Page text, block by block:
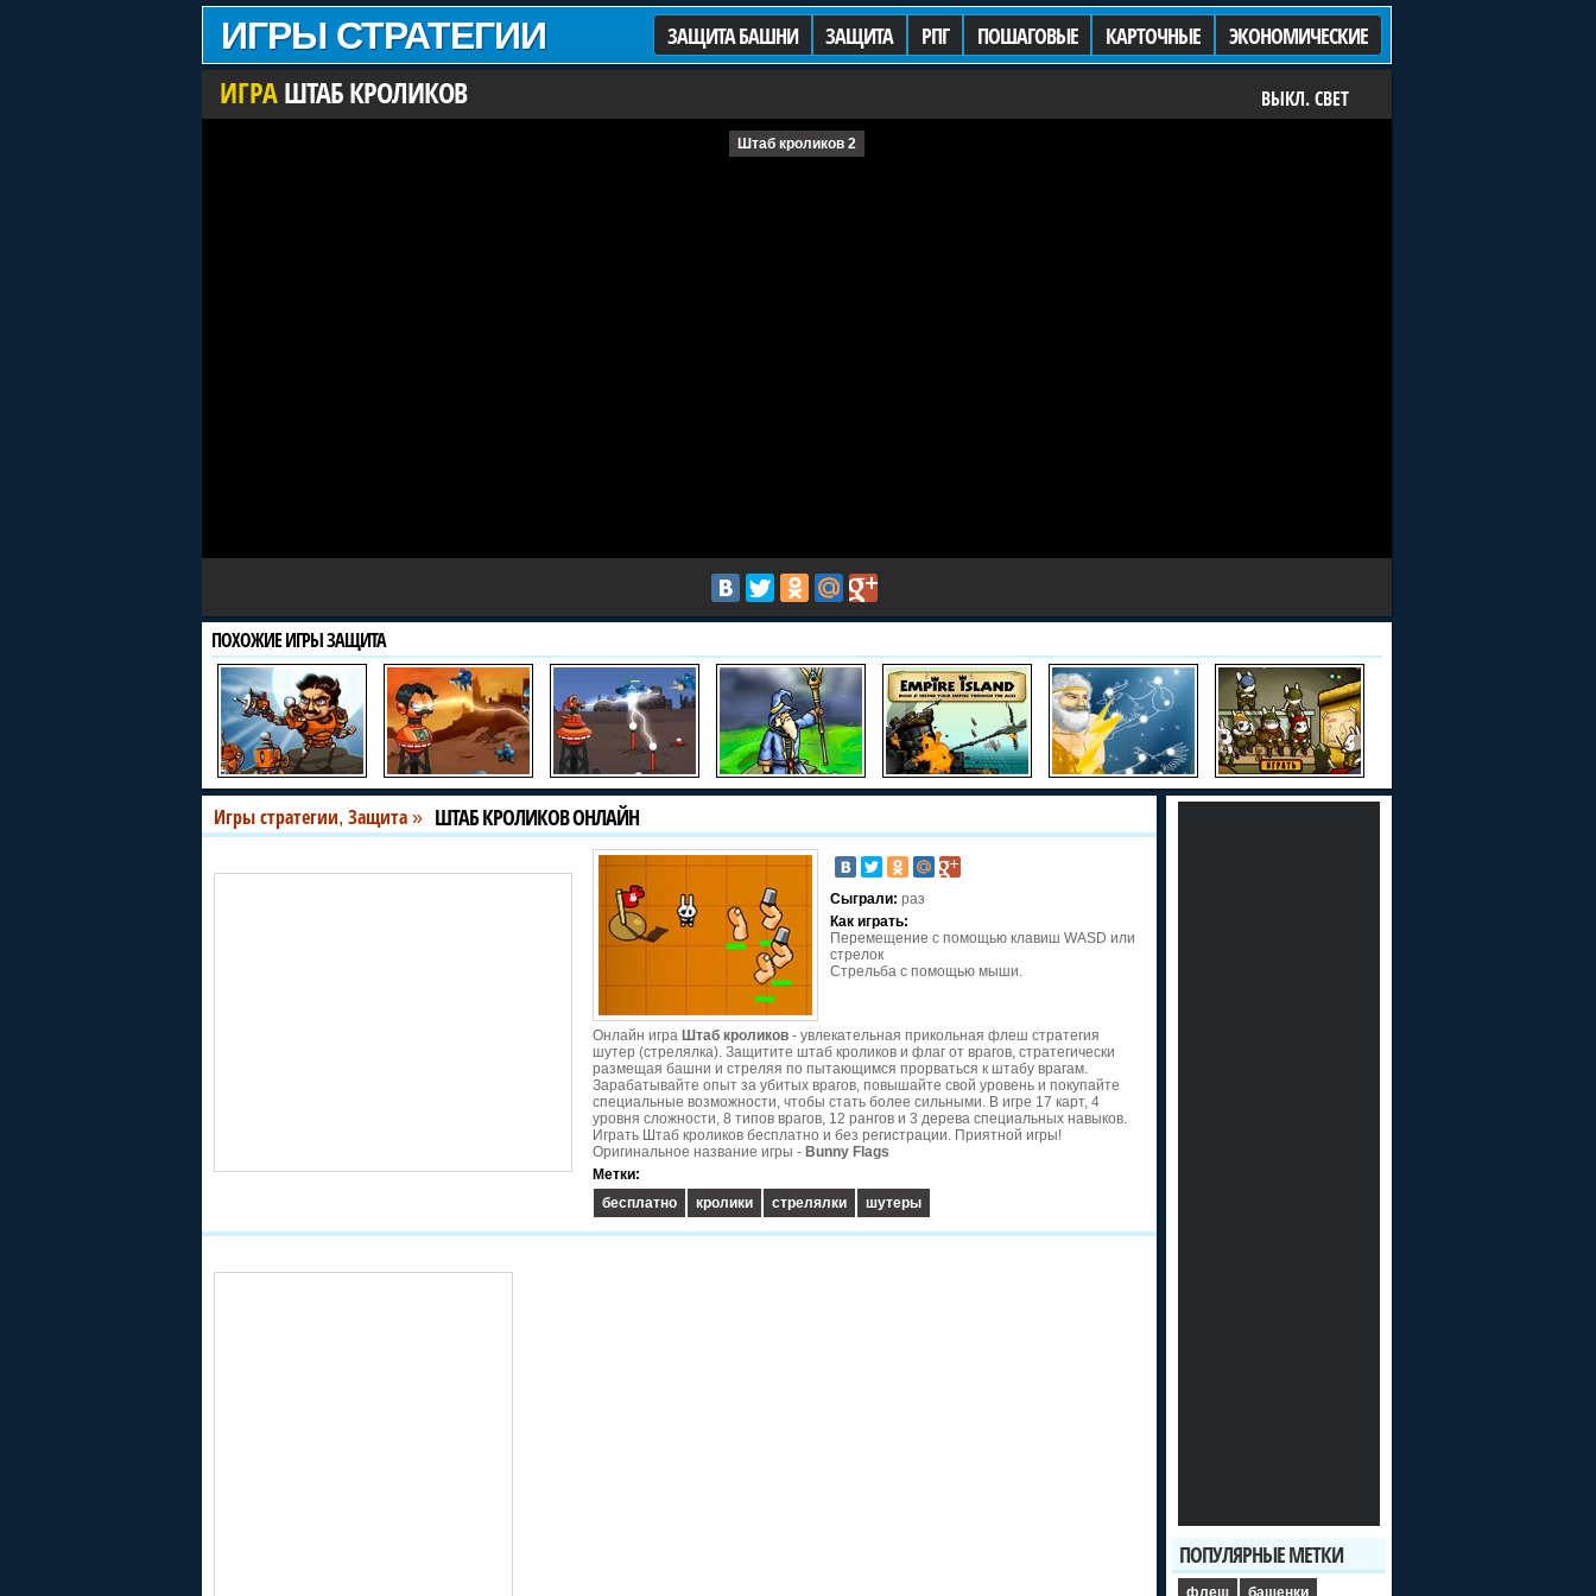
ИГРЫ СТРАТЕГИИ ЗАЩИТА БАШНИ ЗАЩИТА РПГ ПОШАГОВЫЕ КАРТОЧНЫЕ ЭКОНОМИЧЕСКИЕ
ИГРАШТАБ КРОЛИКОВ ВЫКЛ. СВЕТ
Штаб кроликов 2
ПОХОЖИЕ ИГРЫ ЗАЩИТА
Игры стратегии, Защита » ШТАБ КРОЛИКОВ ОНЛАЙН
Сыграли: раз
Как играть:
Перемещение с помощью клавиш WASD или
стрелок
Стрельба с помощью мыши.
Онлайн игра Штаб кроликов - увлекательная прикольная флеш стратегия
шутер (стрелялка). Защитите штаб кроликов и флаг от врагов, стратегически
размещая башни и стреляя по пытающимся прорваться к штабу врагам.
Зарабатывайте опыт за убитых врагов, повышайте свой уровень и покупайте
специальные возможности, чтобы стать более сильными. В игре 17 карт, 4
уровня сложности, 8 типов врагов, 12 рангов и 3 дерева специальных навыков.
Играть Штаб кроликов бесплатно и без регистрации. Приятной игры!
Оригинальное название игры - Bunny Flags
Метки:
бесплатно
кролики стрелялки шутеры
ПОПУЛЯРНЫЕ МЕТКИ
флеш башенки